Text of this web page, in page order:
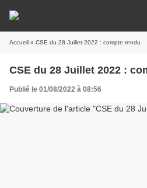
Accueil » CSE du 28 Juillet 2022 : compte rendu
CSE du 28 Juillet 2022 :
Publié le 01/08/2022 à 08:56